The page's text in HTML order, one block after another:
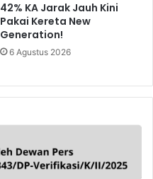
42% KA Jarak Jauh Kini
Pakai Kereta New
Generation!
6 Agustus 2026